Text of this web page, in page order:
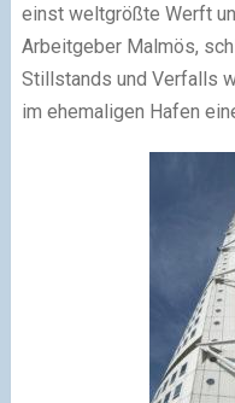
einst weltgrößte Werft
Arbeitgeber Malmös,
Stillstands und Verfalls
im ehemaligen Hafen